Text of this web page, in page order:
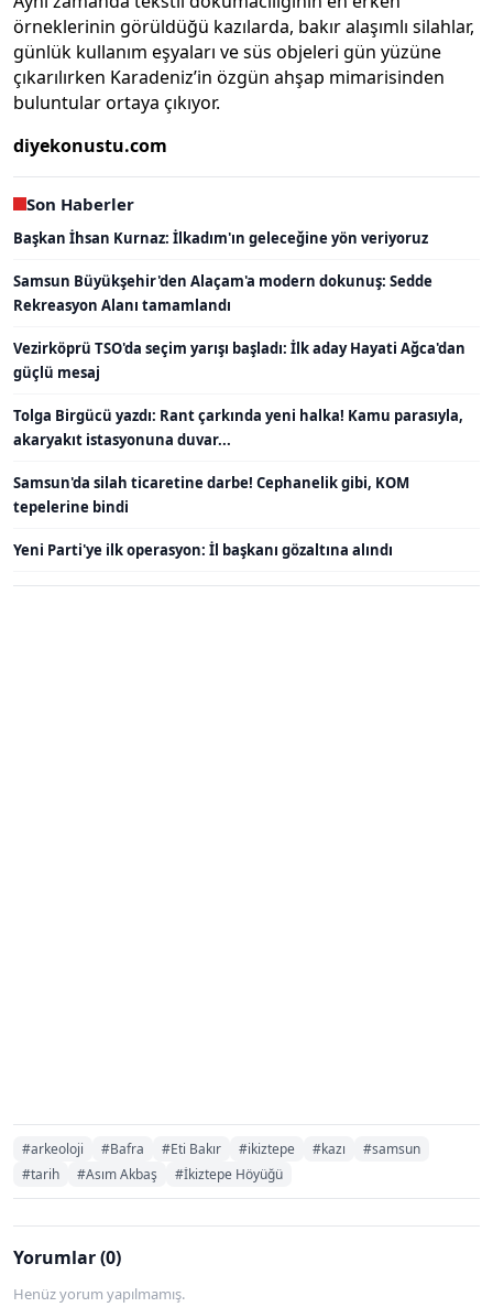
örneklerinin görüldüğü kazılarda, bakır alaşımlı silahlar,
günlük kullanım eşyaları ve süs objeleri gün yüzüne
çıkarılırken Karadeniz’in özgün ahşap mimarisinden
buluntular ortaya çıkıyor.
diyekonustu.com
Son Haberler
Başkan İhsan Kurnaz: İlkadım'ın geleceğine yön veriyoruz
Samsun Büyükşehir'den Alaçam'a modern dokunuş: Sedde
Rekreasyon Alanı tamamlandı
Vezirköprü TSO'da seçim yarışı başladı: İlk aday Hayati Ağca'dan
güçlü mesaj
Tolga Birgücü yazdı: Rant çarkında yeni halka! Kamu parasıyla,
akaryakıt istasyonuna duvar...
Samsun'da silah ticaretine darbe! Cephanelik gibi, KOM
tepelerine bindi
Yeni Parti'ye ilk operasyon: İl başkanı gözaltına alındı
#arkeoloji #Bafra #Eti Bakır #ikiztepe #kazı
#samsun
#tarih
#Asım Akbaş #İkiztepe Höyüğü
Yorumlar (0)
Henüz yorum yapılmamış.